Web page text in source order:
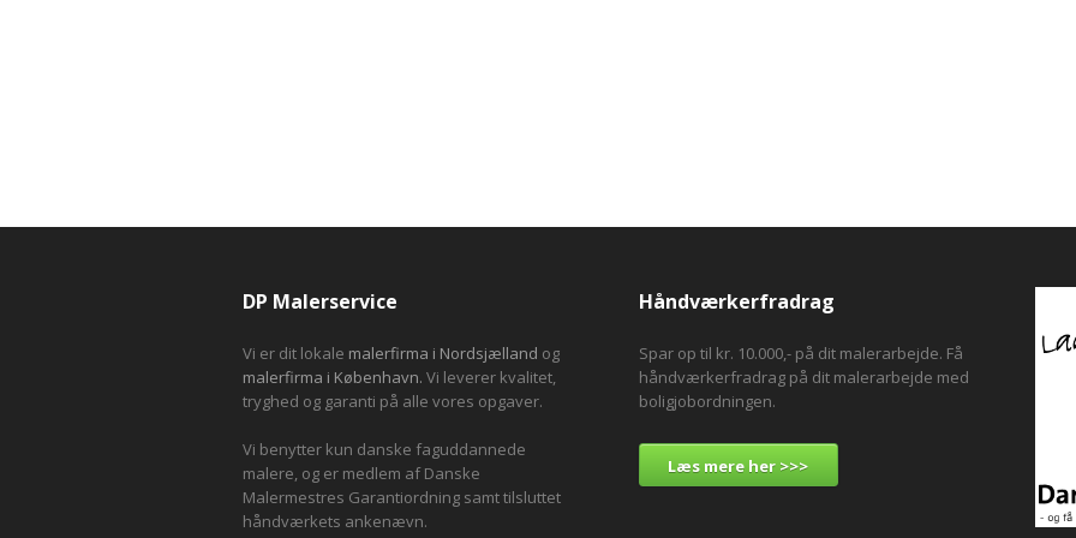
DP Malerservice
Vi er dit lokale malerfirma i Nordsjælland og
malerfirma i København. Vi leverer kvalitet,
tryghed og garanti på alle vores opgaver.
Vi benytter kun danske faguddannede
malere, og er medlem af Danske
Malermestres Garantiordning samt tilsluttet
håndværkets ankenævn.
Håndværkerfradrag
Spar op til kr. 10.000,- på dit malerarbejde. Få
håndværkerfradrag på dit malerarbejde med
boligjobordningen.
Læs mere her >>>